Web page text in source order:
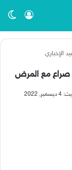
تسجيل
الإخباري
صراع مع المرض
2022